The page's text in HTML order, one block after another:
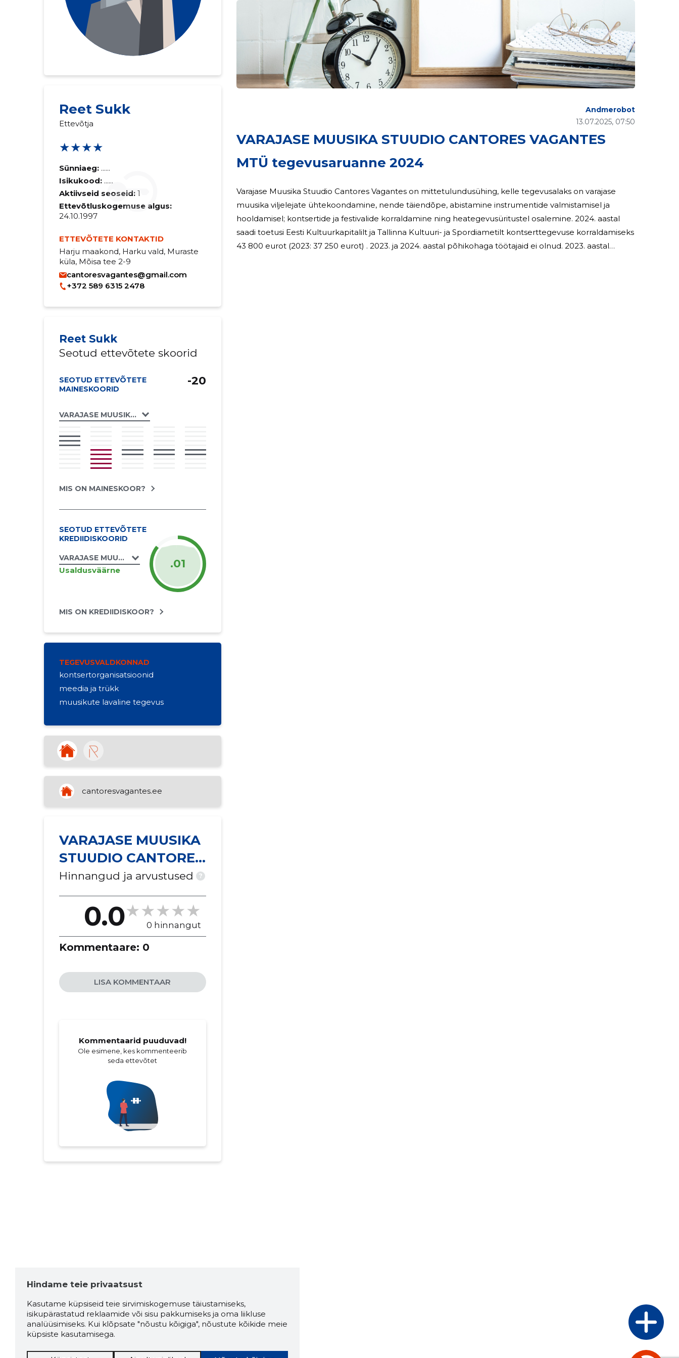
Reet Sukk
Ettevõtja
★★★★
Sünniaeg: ......
Isikukood: ......
Aktiivseid seoseid: 1
Ettevõtluskogemuse algus:
24.10.1997
ETTEVÕTETE KONTAKTID
Harju maakond, Harku vald, Muraste
küla, Mõisa tee 2-9
cantoresvagantes@gmail.com
+372 589 6315 2478
Reet Sukk
Seotud ettevõtete skoorid
SEOTUD ETTEVÕTETE
MAINESKOORID
VARAJASE MUUSIKA STUUDIO CANTORES VAGANTES MTÜ
-20
MIS ON MAINESKOOR?
SEOTUD ETTEVÕTETE
KREDIIDISKOORID
VARAJASE MUUSIKA STUUDIO CANTORES VAGANTES MTÜ
Usaldusväärne .01
MIS ON KREDIIDISKOOR?
TEGEVUSVALDKONNAD
kontsertorganisatsioonid
meedia ja trükk
muusikute lavaline tegevus
cantoresvagantes.ee
VARAJASE MUUSIKA
STUUDIO CANTORES
VAGANTES MTÜ
Hinnangud ja arvustused ?
0.0 0 hinnangut
Kommentaare: 0
LISA KOMMENTAAR
Kommentaarid puuduvad!
Ole esimene, kes kommenteerib
seda ettevõtet
VARAJASE MUUSIKA STUUDIO CANTORES VAGANTES
MTÜ tegevusaruanne 2024
13.07.2025, 07:50
Andmerobot
Varajase Muusika Stuudio Cantores Vagantes on mittetulundusühing, kelle tegevusalaks on varajase
muusika viljelejate ühtekoondamine, nende täiendõpe, abistamine instrumentide valmistamisel ja
hooldamisel; kontsertide ja festivalide korraldamine ning heategevusüritustel osalemine. 2024. aastal
saadi toetusi Eesti Kultuurkapitalilt ja Tallinna Kultuuri- ja Spordiametilt kontserttegevuse korraldamiseks
43 800 eurot (2023: 37 250 eurot) . 2023. ja 2024. aastal põhikohaga töötajaid ei olnud. 2023. aastal
Hindame teie privaatsust
Kasutame küpsiseid teie sirvimiskogemuse täiustamiseks,
isikupärastatud reklaamide või sisu pakkumiseks ja oma liikluse
analüüsimiseks. Kui klõpsate "nõustu kõigiga", nõustute kõikide meie
küpsiste kasutamisega.